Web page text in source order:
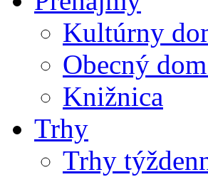
Kultúrny
Obecný
Knižnica
Trhy
Trhy